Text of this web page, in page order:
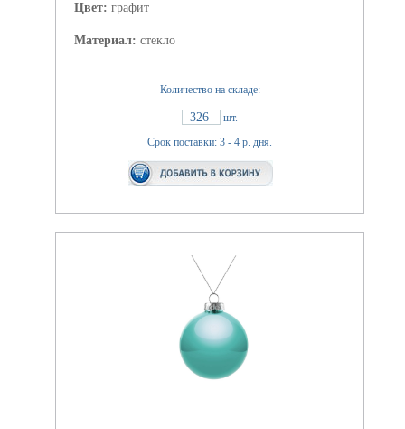
Цвет: графит
Материал: стекло
Количество на складе:
326
шт.
Срок поставки: 3 - 4 р. дня.